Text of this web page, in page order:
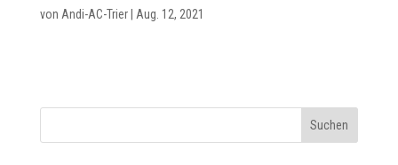
von Andi-AC-Trier| Aug. 12, 2021